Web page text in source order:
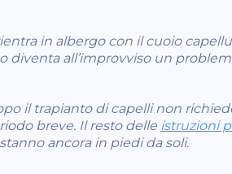
in albergo con il cuoio
diventa all’improvviso un
il trapianto di capelli non
breve. Il resto delle istruzioni
ancora in piedi da soli.